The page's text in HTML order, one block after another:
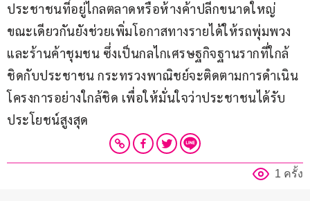
ประชาชนที่อยู่ไกลตลาดหรือห้างค้าปลีกขนาดใหญ่
ขณะเดียวกันยังช่วยเพิ่มโอกาสทางรายได้ให้รถพุ่มพวง
และร้านค้าชุมชน ซึ่งเป็นกลไกเศรษฐกิจฐานรากที่ใกล้
ชิดกับประชาชน กระทรวงพาณิชย์จะติดตามการดำเนิน
โครงการอย่างใกล้ชิด เพื่อให้มั่นใจว่าประชาชนได้รับ
ประโยชน์สูงสุด
1 ครั้ง